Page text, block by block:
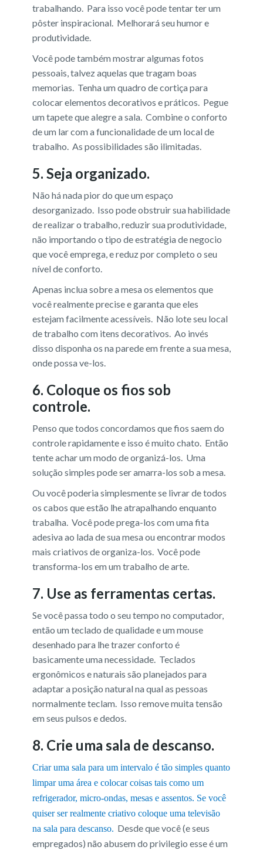
trabalhando. Para isso você pode tentar ter um
pôster inspiracional. Melhorará seu humor e
produtividade.
Você pode também mostrar algumas fotos
pessoais, talvez aquelas que tragam boas
memorias. Tenha um quadro de cortiça para
colocar elementos decorativos e práticos. Pegue
um tapete que alegre a sala. Combine o conforto
de um lar com a funcionalidade de um local de
trabalho. As possibilidades são ilimitadas.
5. Seja organizado.
Não há nada pior do que um espaço
desorganizado. Isso pode obstruir sua habilidade
de realizar o trabalho, reduzir sua produtividade,
não importando o tipo de estratégia de negocio
que você emprega, e reduz por completo o seu
nível de conforto.
Apenas inclua sobre a mesa os elementos que
você realmente precise e garanta que eles
estejam facilmente acessíveis. Não lote seu local
de trabalho com itens decorativos. Ao invés
disso disponha os na parede em frente a sua mesa,
onde possa ve-los.
6. Coloque os fios sob
controle.
Penso que todos concordamos que fios saem do
controle rapidamente e isso é muito chato. Então
tente achar um modo de organizá-los. Uma
solução simples pode ser amarra-los sob a mesa.
Ou você poderia simplesmente se livrar de todos
os cabos que estão lhe atrapalhando enquanto
trabalha. Você pode prega-los com uma fita
adesiva ao lada de sua mesa ou encontrar modos
mais criativos de organiza-los. Você pode
transforma-los em um trabalho de arte.
7. Use as ferramentas certas.
Se você passa todo o seu tempo no computador,
então um teclado de qualidade e um mouse
desenhado para lhe trazer conforto é
basicamente uma necessidade. Teclados
ergonômicos e naturais são planejados para
adaptar a posição natural na qual as pessoas
normalmente teclam. Isso remove muita tensão
em seus pulsos e dedos.
8. Crie uma sala de descanso.
Criar uma sala para um intervalo é tão simples quanto
limpar uma área e colocar coisas tais como um
refrigerador, micro-ondas, mesas e assentos. Se você
quiser ser realmente criativo coloque uma televisão
na sala para descanso. Desde que você (e seus
empregados) não abusem do privilegio esse é um